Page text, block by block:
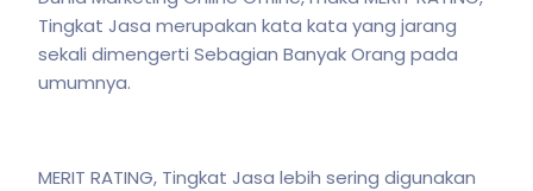
Tingkat Jasa merupakan kata kata yang jarang
sekali dimengerti Sebagian Banyak Orang pada
umumnya.
MERIT RATING, Tingkat Jasa lebih sering digunakan